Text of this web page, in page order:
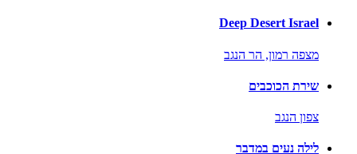
Deep Desert Israel
מצפה רמון, הר הנגב
שירת הכוכבים
צפון הנגב
לילה נעים במדבר